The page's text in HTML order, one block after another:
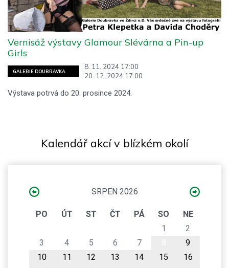
GALERIE DOUBRAVKA
8. 11. 2024 17:00
20. 12. 2024 17:00
Vernisáž výstavy Glamour Slévárna a Pin-up
Girls
Výstava potrvá do 20. prosince 2024.
Kalendář akcí v blízkém okolí
SRPEN 2026
PO ÚT ST ČT PÁ SO
NE
1
2
3
4 5 6 7
9
10
11 12 13 14 15
16